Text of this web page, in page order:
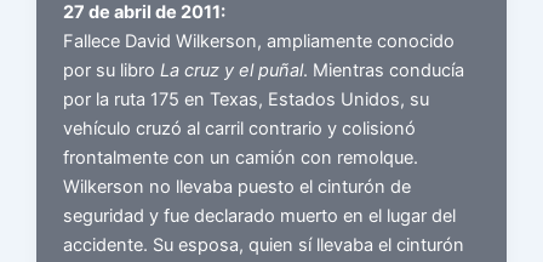
27 de abril de 2011:
Fallece David Wilkerson, ampliamente conocido
por su libroLa cruz y el puñal. Mientras conducía
por la ruta 175 en Texas, Estados Unidos, su
vehículo cruzó al carril contrario y colisionó
frontalmente con un camión con remolque.
Wilkerson no llevaba puesto el cinturón de
seguridad y fue declarado muerto en el lugar del
accidente. Su esposa, quien sí llevaba el cinturón